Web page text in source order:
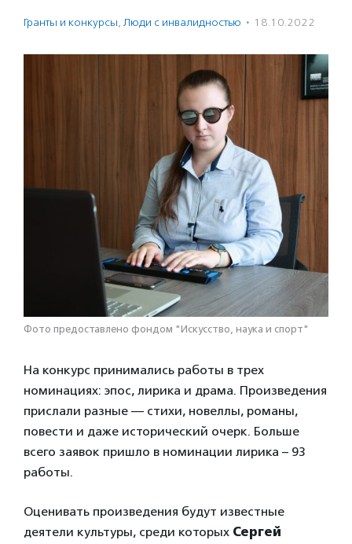
Гранты и конкурсы, Люди с инвалидностью · 18.10.2022
Фото предоставлено фондом "Искусство, наука и спорт"
На конкурс принимались работы в трех
номинациях: эпос, лирика и драма. Произведения
прислали разные — стихи, новеллы, романы,
повести и даже исторический очерк. Больше
всего заявок пришло в номинации лирика – 93
работы.
Оценивать произведения будут известные
деятели культуры, среди которых Сергей